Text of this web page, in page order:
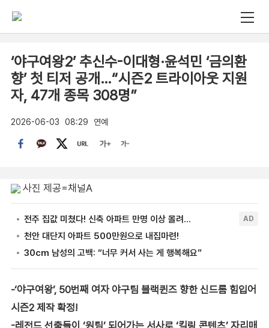
‘야구여왕2’ 추신수-이대형·윤석민 ‘금의환
향’ 첫 티저 공개…“시즌2 트라이아웃 지원
자, 47개 종목 308명”
2026-06-03 08:29 연예
사진 제공=채널A
-‘야구여왕’, 50번째 여자 야구팀 블랙퀸즈 향한 신드롬 힘입어
시즌2 제작 확정!
-레전드 선출들이 ‘원팀’ 되어가는 서사로 ‘킬링 콘텐츠’ 자리매